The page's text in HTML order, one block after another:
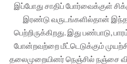
இப்போது சாதிப் போர்வைக்குள்
இரண்டு வருடங்களில்தான் இந்த
பெற்றிருக்கிறது. இது பண்பாடு,
போன்றவற்றை மீட்டெடுக்கும்
தலைமுறையினர் நெஞ்சில் நஞ்சை